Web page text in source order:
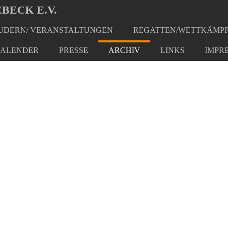
E.V.
VERANSTALTUNGEN REGATTEN/
PRESSE ARCHIV LINKS